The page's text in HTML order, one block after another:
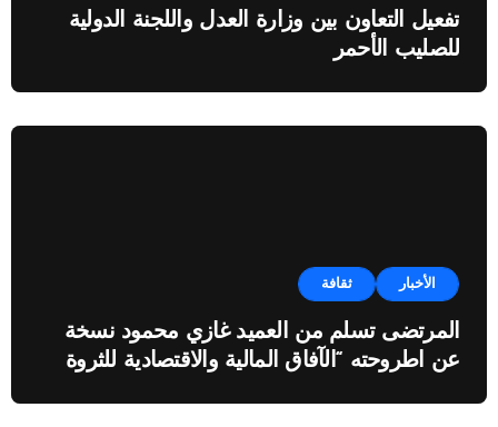
تفعيل التعاون بين وزارة العدل واللجنة الدولية
للصليب الأحمر
الأخبار ثقافة
المرتضى تسلم من العميد غازي محمود نسخة
عن اطروحته “الآفاق المالية والاقتصادية للثروة